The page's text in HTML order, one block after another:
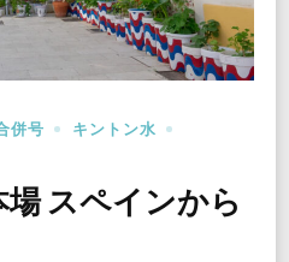
併号
キントン水
スペインから